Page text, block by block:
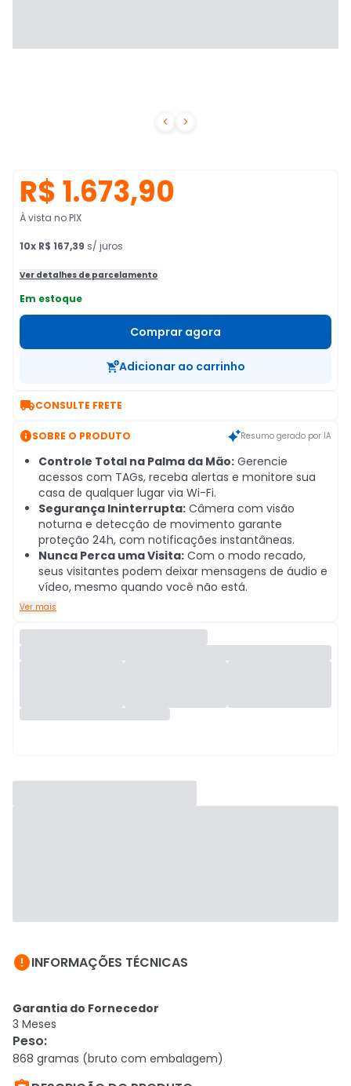
 
R$ 1.673,90
À vista no PIX
10x R$ 167,39 s/ juros
Ver detalhes de parcelamento
Em estoque
Comprar agora
Adicionar ao carrinho
CONSULTE FRETE
SOBRE O PRODUTO Resumo gerado por IA
Controle Total na Palma da Mão: Gerencie
acessos com TAGs, receba alertas e monitore sua
casa de qualquer lugar via Wi-Fi.
Segurança Ininterrupta: Câmera com visão
noturna e detecção de movimento garante
proteção 24h, com notificações instantâneas.
Nunca Perca uma Visita: Com o modo recado,
seus visitantes podem deixar mensagens de áudio e
vídeo, mesmo quando você não está.
Ver mais
INFORMAÇÕES TÉCNICAS
Garantia do Fornecedor
3 Meses
Peso:
868 gramas (bruto com embalagem)